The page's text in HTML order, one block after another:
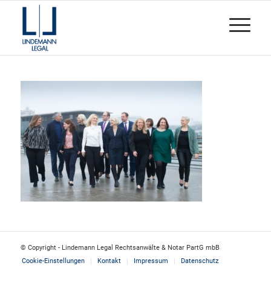
© Copyright - Lindemann Legal Rechtsanwälte & Notar PartG mbB
Cookie-Einstellungen
Kontakt Impressum Datenschutz